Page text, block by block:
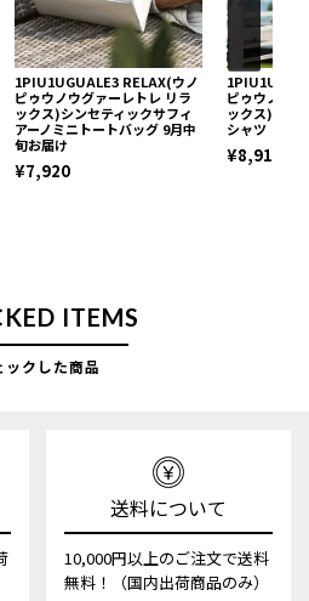
1PIU1UGUALE3 RELAX(ウノ
ピゥウノウグァーレトレ リラ
ックス)シンセティックサフィ
アーノミニトートバッグ 9月中
旬お届け
¥7,920
ピゥウノウ
ックス)ブロ
シャツ
¥8,910
ITEMS
ックした商品
送料について
10,000円以上のご注文で送料
無料！（国内出荷商品のみ）